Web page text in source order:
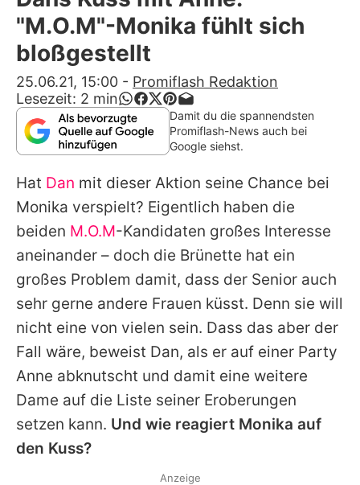
Alle Themen auf Promiflash
App runterladen
Team
Redaktionelle Richtlinien
Impressum
Datenschutzerklärung
Nutzungsbedingungen
Utiq verwalten
"M.O.M"-Monika fühlt sich
bloßgestellt
25.06.21, 15:00 - Promiflash Redaktion
Lesezeit: 2 min
Damit du die spannendsten
Promiflash-News auch bei
Google siehst.
Hat Dan mit dieser Aktion seine Chance bei
Monika verspielt? Eigentlich haben die
beiden M.O.M-Kandidaten großes Interesse
aneinander – doch die Brünette hat ein
großes Problem damit, dass der Senior auch
sehr gerne andere Frauen küsst. Denn sie will
nicht eine von vielen sein. Dass das aber der
Fall wäre, beweist Dan, als er auf einer Party
Anne abknutscht und damit eine weitere
Dame auf die Liste seiner Eroberungen
setzen kann. Und wie reagiert Monika auf
den Kuss?
Anzeige